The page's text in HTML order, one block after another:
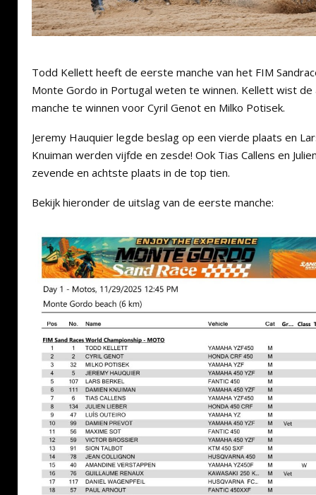
Todd Kellett heeft de eerste manche van het FIM
Monte Gordo in Portugal weten te winnen. Kellett wist de
manche te winnen voor Cyril Genot en Milko Potisek.
Jeremy Hauquier legde beslag op een vierde plaats en
Knuiman werden vijfde en zesde! Ook Tias Callens en
zevende en achtste plaats in de top tien.
Bekijk hieronder de uitslag van de eerste manche: